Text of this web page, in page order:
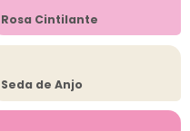
Rosa Cintilante
Seda de Anjo